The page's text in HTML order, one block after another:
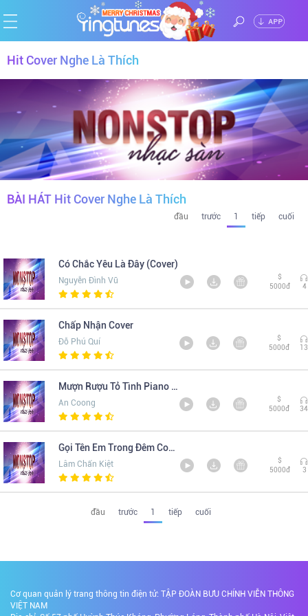
ĐĂNG
NHẬP
Trang
đề
Thể
loại
Tin
Hit Cover Nghe Là Thích
BÀI HÁT Hit Cover Nghe Là Thích
đầu trước 1 tiếp cuối
Có Chắc Yêu Là Đây (Cover)
Nguyễn Đình Vũ
$
5000đ
4
Chấp Nhận Cover
Đỗ Phú Quí
$
5000đ
13
Mượn Rượu Tỏ Tình Piano Cover
An Coong
$
5000đ
34
Gọi Tên Em Trong Đêm Cover
Lâm Chấn Kiệt
$
5000đ
3
đầu trước 1 tiếp cuối
Cơ quan quản lý trang thông tin điện tử: TẬP ĐOÀN BƯU CHÍNH VIỄN THÔNG
VIỆT NAM